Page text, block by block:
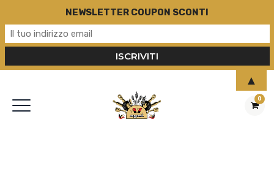
0
NEWSLETTER COUPON SCONTI
▲